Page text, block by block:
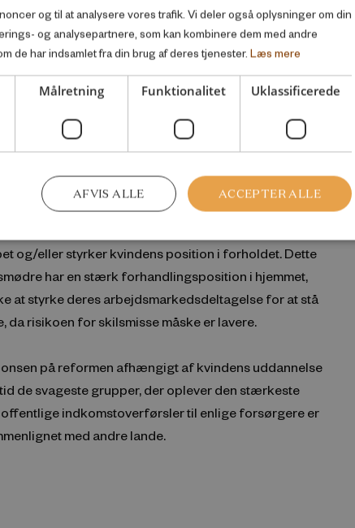
forskel i størrelsen af responsen på reformen
arbejder mere efter reformen, hvilket kan indikere,
i deres muligheder udenfor ægteskabet, da de
og/eller styrker kvindens position i forholdet. Dette
har en stærk forhandlingsposition i hjemmet,
at styrke deres arbejdsmarkedsdeltagelse for at stå
risikoen for skilsmisse måske er lavere.
på reformen afhængigt af kvindens uddannelse
de svageste grupper, der oplever den stærkeste
offentlige indkomstoverførsler til enlige forsørgere er
med andre lande.
DANISH
og til at analysere vores trafik. Vi deler også oplysninger om din
og analysepartnere, som kan kombinere dem med andre
de har indsamlet fra din brug af deres tjenester. Læs mere
Målretning Funktionalitet Uklassificerede
ACCEPTER ALLE
AFVIS ALLE